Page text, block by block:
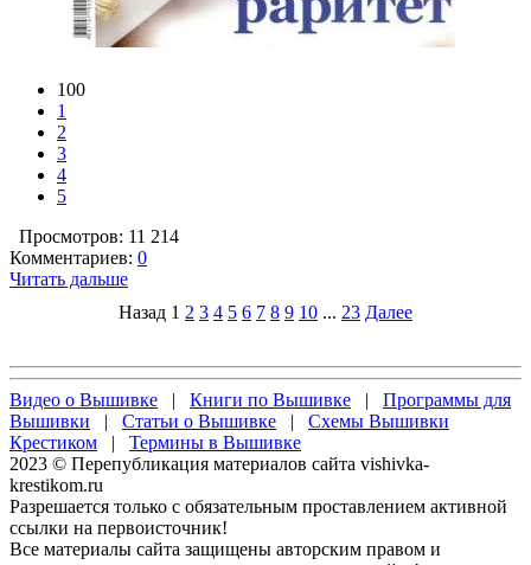
100
1
2
3
4
5
Просмотров: 11 214
Комментариев: 0
Читать дальше
Назад 1 2 3 4 5 6 7 8 9 10 ... 23 Далее
Видео о Вышивке | Книги по Вышивке | Программы для
Вышивки | Статьи о Вышивке | Схемы Вышивки
Крестиком | Термины в Вышивке
2023 © Перепубликация материалов сайта vishivka-
krestikom.ru
Разрешается только с обязательным проставлением активной
ссылки на первоисточник!
Все материалы сайта защищены авторским правом и